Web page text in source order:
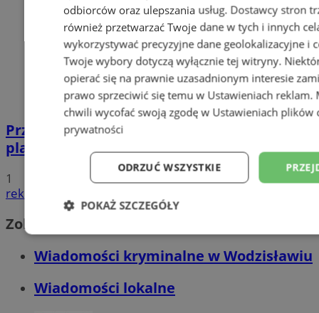
Przyszłość Wodzisławia Śląskiego:
planowane inwestycje na 2025 rok
1
reklama
Zobacz również
Wiadomości kryminalne w Wodzisławiu
Wiadomości lokalne
odbiorców oraz ulepszania usług. Dostawcy stron
również przetwarzać Twoje dane w tych i innych
wykorzystywać precyzyjne dane geolokalizacyjne i
Twoje wybory dotyczą wyłącznie tej witryny.
opierać się na prawnie uzasadnionym interesie
prawo sprzeciwić się temu w Ustawieniach reklam.
chwili wycofać swoją zgodę w Ustawieniach plików
prywatności
ODRZUĆ WSZYSTKIE
POKAŻ SZCZEGÓŁY
Niezbędne Wydajność